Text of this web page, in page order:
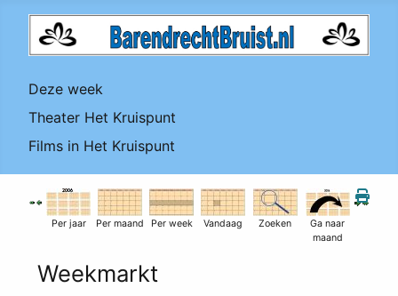
Deze week
Theater Het Kruispunt
Films in Het Kruispunt
Per jaar Per maand Per week Vandaag Zoeken
Ga naar
maand
Weekmarkt